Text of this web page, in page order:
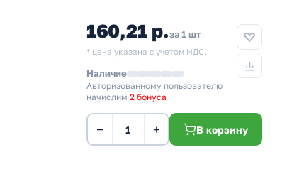
160,21 р.за 1 шт
* цена указана с учетом НДС.
Наличие
Авторизованному пользователю
начислим 2 бонуса
− + В корзину